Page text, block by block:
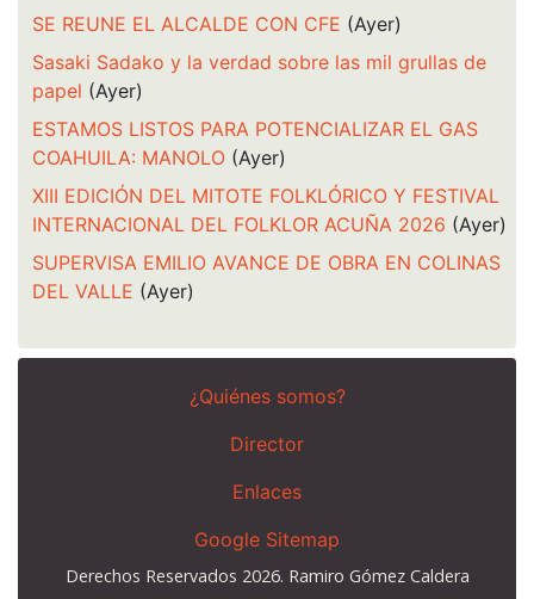
SE REUNE EL ALCALDE CON CFE (Ayer)
Sasaki Sadako y la verdad sobre las mil grullas de
papel (Ayer)
ESTAMOS LISTOS PARA POTENCIALIZAR EL GAS
COAHUILA: MANOLO (Ayer)
XIII EDICIÓN DEL MITOTE FOLKLÓRICO Y FESTIVAL
INTERNACIONAL DEL FOLKLOR ACUÑA 2026 (Ayer)
SUPERVISA EMILIO AVANCE DE OBRA EN COLINAS
DEL VALLE (Ayer)
¿Quiénes somos?
Director
Enlaces
Google Sitemap
Derechos Reservados 2026. Ramiro Gómez Caldera